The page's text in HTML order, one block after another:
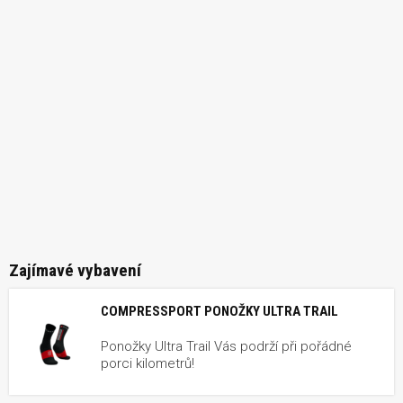
Zajímavé vybavení
COMPRESSPORT PONOŽKY ULTRA TRAIL
Ponožky Ultra Trail Vás podrží při pořádné
porci kilometrů!